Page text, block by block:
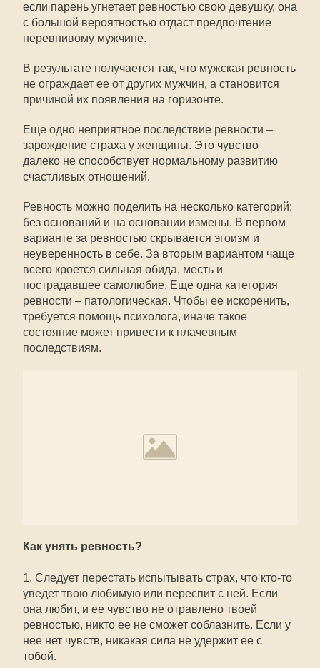
если парень угнетает ревностью свою девушку, она
с большой вероятностью отдаст предпочтение
неревнивому мужчине.
В результате получается так, что мужская ревность
не ограждает ее от других мужчин, а становится
причиной их появления на горизонте.
Еще одно неприятное последствие ревности –
зарождение страха у женщины. Это чувство
далеко не способствует нормальному развитию
счастливых отношений.
Ревность можно поделить на несколько категорий:
без оснований и на основании измены. В первом
варианте за ревностью скрывается эгоизм и
неуверенность в себе. За вторым вариантом чаще
всего кроется сильная обида, месть и
пострадавшее самолюбие. Еще одна категория
ревности – патологическая. Чтобы ее искоренить,
требуется помощь психолога, иначе такое
состояние может привести к плачевным
последствиям.
Как унять ревность?
1. Следует перестать испытывать страх, что кто-то
уведет твою любимую или переспит с ней. Если
она любит, и ее чувство не отравлено твоей
ревностью, никто ее не сможет соблазнить. Если у
нее нет чувств, никакая сила не удержит ее с
тобой.